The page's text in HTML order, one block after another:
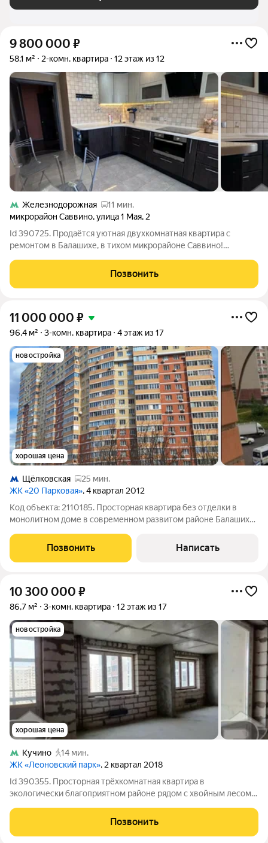
9 800 000 ₽
58,1 м² 2-комн. квартира 12 этаж из 12
Железнодорожная
11 мин.
микрорайон Саввино,улица 1 Мая, 2
Id 390725. Продаётся уютная двухкомнатная квартира с
ремонтом в Балашихе, в тихом микрорайоне Саввино!
вся необходимая мебель, включая кухонный гарнитур, что
позволяет заселиться сразу после
Позвонить
11 000 000 ₽
96,4 м² 3-комн. квартира 4 этаж из 17
новостройка
хорошая цена
Щёлковская
25 мин.
ЖК «20 Парковая», 4 квартал 2012
Код объекта: 2110185. Просторная квартира без отделки в
монолитном доме в современном развитом районе Балашихи.
инфраструктура ,есть школы, детские сады, магазины , аптеки.
Рядом лесной массив
Позвонить Написать
10 300 000 ₽
86,7 м² 3-комн. квартира 12 этаж из 17
новостройка
хорошая цена
Кучино
14 мин.
ЖК «Леоновский парк», 2 квартал 2018
Id 390355. Просторная трёхкомнатная квартира в
экологически благоприятном районе рядом с хвойным лесом
свободной планировки на 12 этаже монолитного дома. В
планировке заложена основа под три
Позвонить